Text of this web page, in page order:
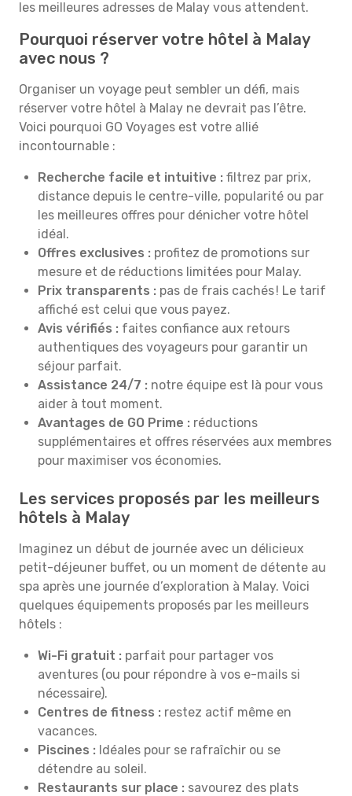
les meilleures adresses de Malay vous attendent.
Pourquoi réserver votre hôtel à Malay
avec nous ?
Organiser un voyage peut sembler un défi, mais
réserver votre hôtel à Malay ne devrait pas l’être.
Voici pourquoi GO Voyages est votre allié
incontournable :
Recherche facile et intuitive : filtrez par prix,
distance depuis le centre-ville, popularité ou par
les meilleures offres pour dénicher votre hôtel
idéal.
Offres exclusives : profitez de promotions sur
mesure et de réductions limitées pour Malay.
Prix transparents : pas de frais cachés ! Le tarif
affiché est celui que vous payez.
Avis vérifiés : faites confiance aux retours
authentiques des voyageurs pour garantir un
séjour parfait.
Assistance 24/7 : notre équipe est là pour vous
aider à tout moment.
Avantages de GO Prime : réductions
supplémentaires et offres réservées aux membres
pour maximiser vos économies.
Les services proposés par les meilleurs
hôtels à Malay
Imaginez un début de journée avec un délicieux
petit-déjeuner buffet, ou un moment de détente au
spa après une journée d’exploration à Malay. Voici
quelques équipements proposés par les meilleurs
hôtels :
Wi-Fi gratuit : parfait pour partager vos
aventures (ou pour répondre à vos e-mails si
nécessaire).
Centres de fitness : restez actif même en
vacances.
Piscines : Idéales pour se rafraîchir ou se
détendre au soleil.
Restaurants sur place : savourez des plats